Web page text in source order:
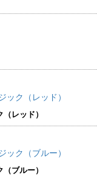
レッド）
ブルー）